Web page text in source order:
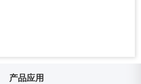
产品应用